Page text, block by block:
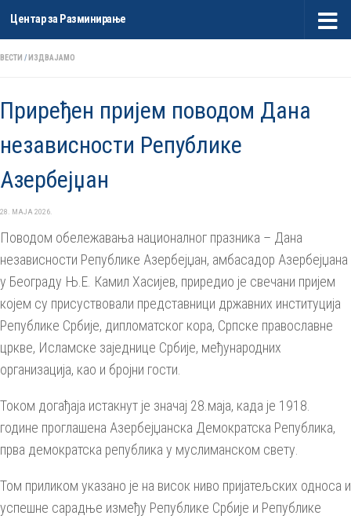
Skip to content
Центар за Разминирање
ВЕСТИ /ИЗДВАЈАМО
Приређен пријем поводом Дана
независности Републике
Азербејџан
28. МАЈА 2026.
Поводом обележавања националног празника – Дана
независности Републике Азербејџан, амбасадор Азербејџана
у Београду Њ.Е. Камил Хасијев, приредио је свечани пријем
којем су присуствовали представници државних институција
Републике Србије, дипломатског кора, Српске православне
цркве, Исламске заједнице Србије, међународних
организација, као и бројни гости.
Током догађаја истакнут је значај 28.маја, када је 1918.
године проглашена Азербејџанска Демократска Република,
прва демократска република у муслиманском свету.
Том приликом указано је на висок ниво пријатељских односа и
успешне сарадње између Републике Србије и Републике